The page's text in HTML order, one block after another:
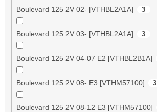
Boulevard 125 2V 02- [VTHBL2A1A] 3
Boulevard 125 2V 03- [VTHBL2A1A] 3
Boulevard 125 2V 04-07 E2 [VTHBL2B1A]
Boulevard 125 2V 08- E3 [VTHM57100] 3
Boulevard 125 2V 08-12 E3 [VTHM57100]